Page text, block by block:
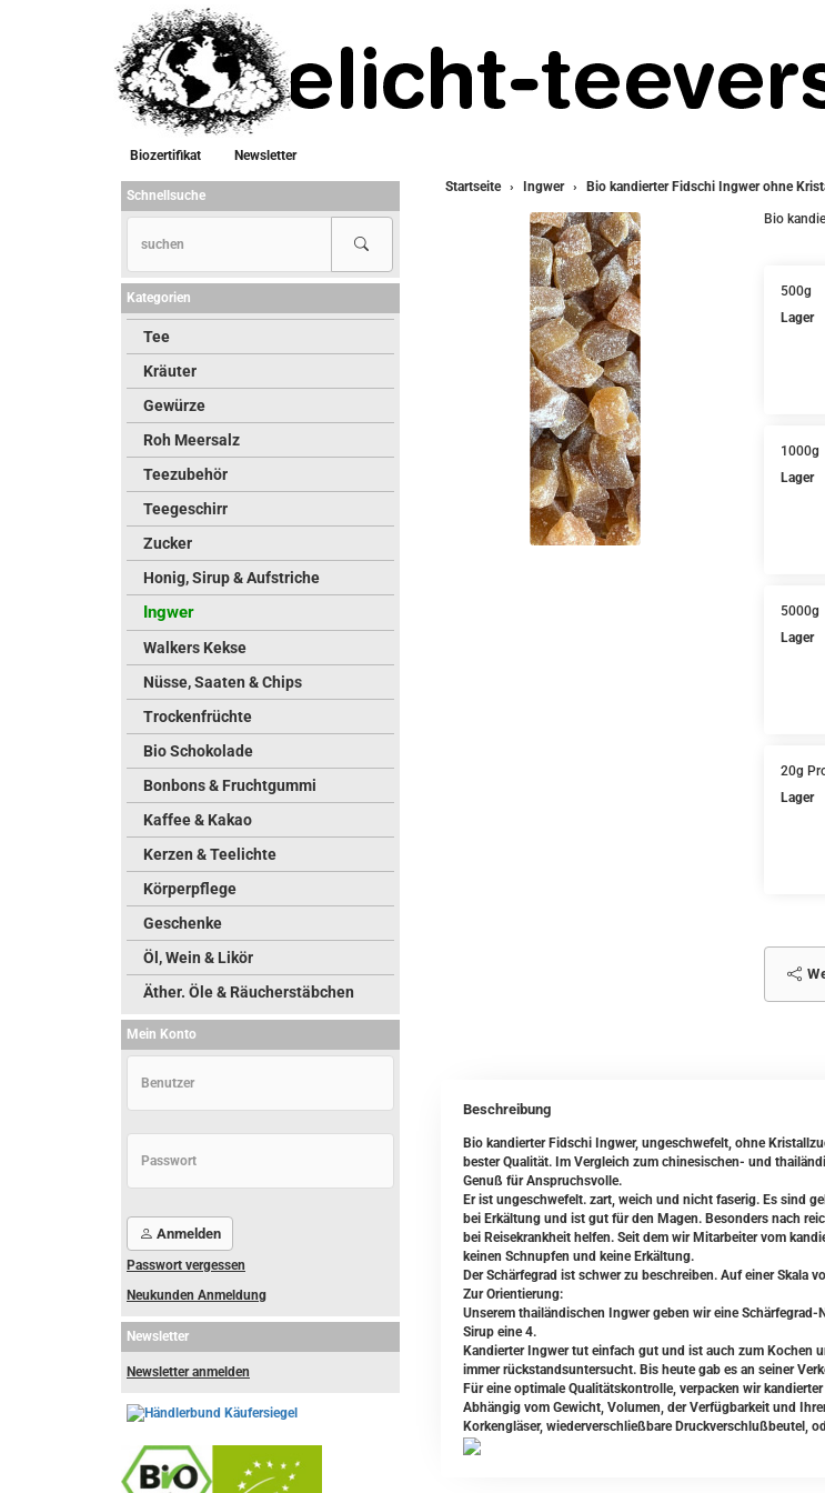
Biozertifikat
Newsletter
Startseite
Ingwer Bio kandierter Fidschi Ingwer ohne
Bio
500g
Lager
1000g
Lager
5000g
Lager
20g
Lager
Beschreibung
Bio kandierter Fidschi Ingwer, ungeschwefelt, ohne
bester Qualität. Im Vergleich zum chinesischen- und
Genuß für Anspruchsvolle.
Er ist ungeschwefelt. zart, weich und nicht faserig. Es sind
bei Erkältung und ist gut für den Magen. Besonders nach
bei Reisekrankheit helfen. Seit dem wir Mitarbeiter vom
keinen Schnupfen und keine Erkältung.
Der Schärfegrad ist schwer zu beschreiben. Auf einer Skala
Zur Orientierung:
Unserem thailändischen Ingwer geben wir eine
Sirup eine 4.
Kandierter Ingwer tut einfach gut und ist auch zum Kochen
immer rückstandsuntersucht. Bis heute gab es an seiner
Für eine optimale Qualitätskontrolle, verpacken wir
Abhängig vom Gewicht, Volumen, der Verfügbarkeit und
Korkengläser, wiederverschließbare Druckverschlußbeutel,
Schnellsuche
Kategorien
Tee
Kräuter
Gewürze
Roh Meersalz
Teezubehör
Teegeschirr
Zucker
Honig, Sirup & Aufstriche
Ingwer
Walkers Kekse
Nüsse, Saaten & Chips
Trockenfrüchte
Bio Schokolade
Bonbons & Fruchtgummi
Kaffee & Kakao
Kerzen & Teelichte
Körperpflege
Geschenke
Öl, Wein & Likör
Äther. Öle & Räucherstäbchen
Mein Konto
Anmelden
Passwort vergessen
Neukunden Anmeldung
Newsletter
Newsletter anmelden